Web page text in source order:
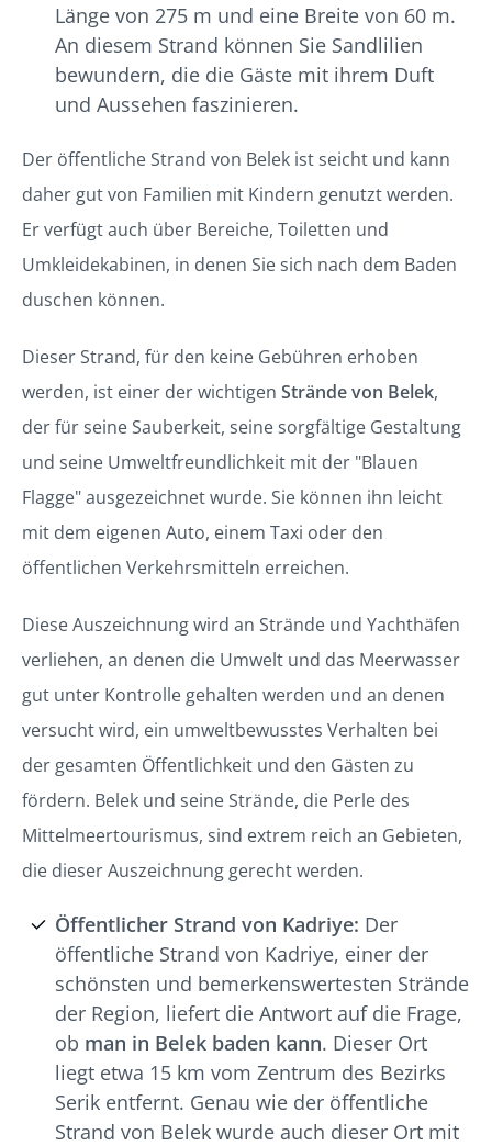
Länge von 275 m und eine Breite von 60 m.
An diesem Strand können Sie Sandlilien
bewundern, die die Gäste mit ihrem Duft
und Aussehen faszinieren.
Der öffentliche Strand von Belek ist seicht und kann
daher gut von Familien mit Kindern genutzt werden.
Er verfügt auch über Bereiche, Toiletten und
Umkleidekabinen, in denen Sie sich nach dem Baden
duschen können.
Dieser Strand, für den keine Gebühren erhoben
werden, ist einer der wichtigen Strände von Belek,
der für seine Sauberkeit, seine sorgfältige Gestaltung
und seine Umweltfreundlichkeit mit der "Blauen
Flagge" ausgezeichnet wurde. Sie können ihn leicht
mit dem eigenen Auto, einem Taxi oder den
öffentlichen Verkehrsmitteln erreichen.
Diese Auszeichnung wird an Strände und Yachthäfen
verliehen, an denen die Umwelt und das Meerwasser
gut unter Kontrolle gehalten werden und an denen
versucht wird, ein umweltbewusstes Verhalten bei
der gesamten Öffentlichkeit und den Gästen zu
fördern. Belek und seine Strände, die Perle des
Mittelmeertourismus, sind extrem reich an Gebieten,
die dieser Auszeichnung gerecht werden.
Öffentlicher Strand von Kadriye: Der
öffentliche Strand von Kadriye, einer der
schönsten und bemerkenswertesten Strände
der Region, liefert die Antwort auf die Frage,
ob man in Belek baden kann. Dieser Ort
liegt etwa 15 km vom Zentrum des Bezirks
Serik entfernt. Genau wie der öffentliche
Strand von Belek wurde auch dieser Ort mit